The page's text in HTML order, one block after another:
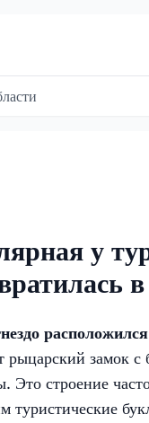
у
рыцарский замок
строение